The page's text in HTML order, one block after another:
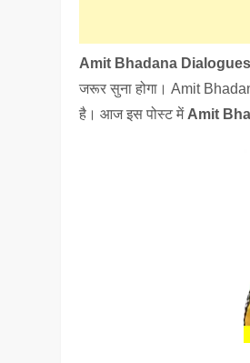
Amit Bhadana
जरूर सुना होगा। Amit
है। आज इस पोस्ट में Amit